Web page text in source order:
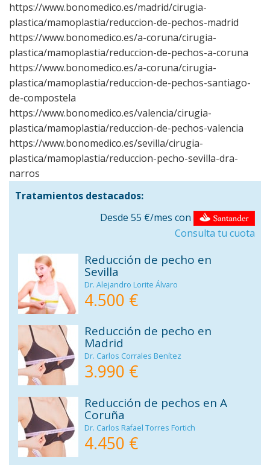
https://www.bonomedico.es/madrid/cirugia-
plastica/mamoplastia/reduccion-de-pechos-madrid
https://www.bonomedico.es/a-coruna/cirugia-
plastica/mamoplastia/reduccion-de-pechos-a-coruna
https://www.bonomedico.es/a-coruna/cirugia-
plastica/mamoplastia/reduccion-de-pechos-santiago-
de-compostela
https://www.bonomedico.es/valencia/cirugia-
plastica/mamoplastia/reduccion-de-pechos-valencia
https://www.bonomedico.es/sevilla/cirugia-
plastica/mamoplastia/reduccion-pecho-sevilla-dra-
narros
Tratamientos destacados:
Desde 55 €/mes con
Consulta tu cuota
Reducción de pecho en
Sevilla
Dr. Alejandro Lorite Álvaro
4.500 €
Reducción de pecho en
Madrid
Dr. Carlos Corrales Benítez
3.990 €
Reducción de pechos en A
Coruña
Dr. Carlos Rafael Torres Fortich
4.450 €